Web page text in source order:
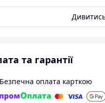
та гарантії
Безпечна оплата карткою